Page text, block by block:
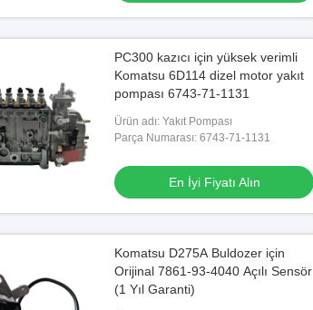
PC300 kazıcı için yüksek verimli
Komatsu 6D114 dizel motor yakıt
pompası 6743-71-1131
Ürün adı: Yakıt Pompası
Parça Numarası: 6743-71-1131
En İyi Fiyatı Alın
Komatsu D275A Buldozer için
Orijinal 7861-93-4040 Açılı Sensör
(1 Yıl Garanti)